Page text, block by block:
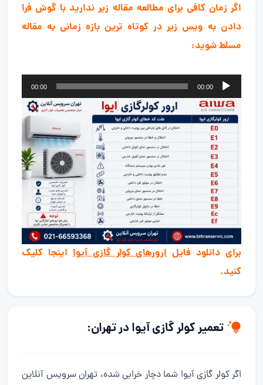
اگر زمان کافی برای مطالعه مقاله زیر ندارید با گوش فرا
دادن به ویس زیر در کوتاه ترین بازه زمانی به مقاله
مسلط شوید:
پخش‌کننده
صوت
00:00
00:00
برای دانلود فایلارورهای کولر گازی آیوااینجا کلیک
کنید.
تعمیر کولر گازی آیوادر تهران:
اگر کولر گازی آیوا شما دچار خرابی شده، تهران سرویس آنلاین